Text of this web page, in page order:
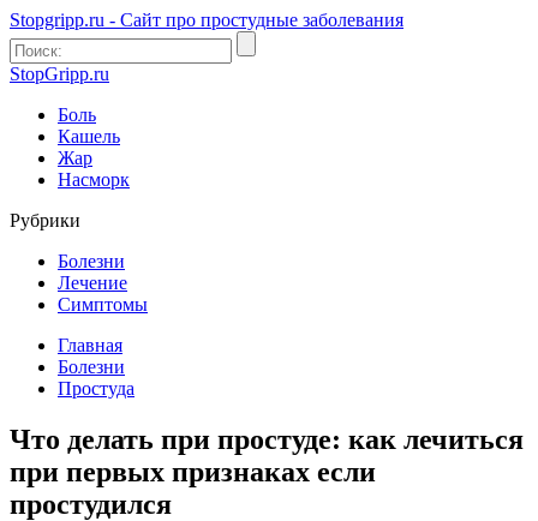
Stopgripp.ru - Cайт про простудные заболевания
StopGripp.ru
Боль
Кашель
Жар
Насморк
Рубрики
Болезни
Лечение
Симптомы
Главная
Болезни
Простуда
Что делать при простуде: как лечиться
при первых признаках если
простудился